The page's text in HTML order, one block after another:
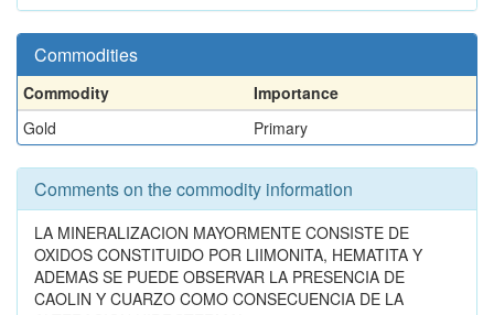
Commodities
Commodity
Importance
Gold
Primary
Comments on the commodity information
LA MINERALIZACION MAYORMENTE CONSISTE DE
OXIDOS CONSTITUIDO POR LIIMONITA, HEMATITA Y
ADEMAS SE PUEDE OBSERVAR LA PRESENCIA DE
CAOLIN Y CUARZO COMO CONSECUENCIA DE LA